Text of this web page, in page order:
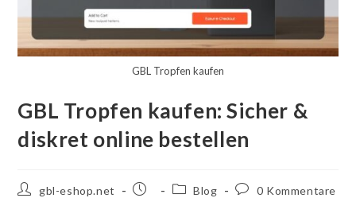
GBL Tropfen kaufen
GBL Tropfen kaufen: Sicher &
diskret online bestellen
Autorgbl-eshop.net
Beitrag Beitragskategorie:
Blog
Kommentare
0 Kommentare